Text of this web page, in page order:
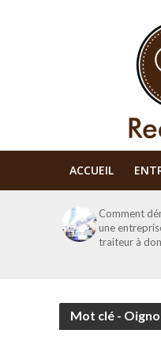
ACCUEIL
Comment
une
traiteur à
Mot clé -